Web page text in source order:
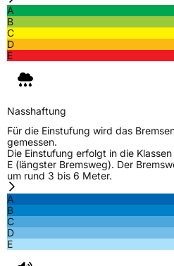
SchlauchtypTL
ZustandNeureifen
Verstärkt
EU Label
EffizienzD
Nasshaftung
A
B
C
D
E
Nasshaftung
Für die Einstufung wird das
gemessen.
Die Einstufung erfolgt in die
E (längster Bremsweg). Der
um rund 3 bis 6 Meter.
A
B
C
D
E